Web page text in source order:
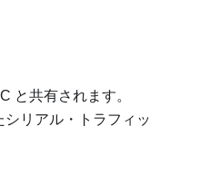
と共有されます。
リアル・トラフィッ